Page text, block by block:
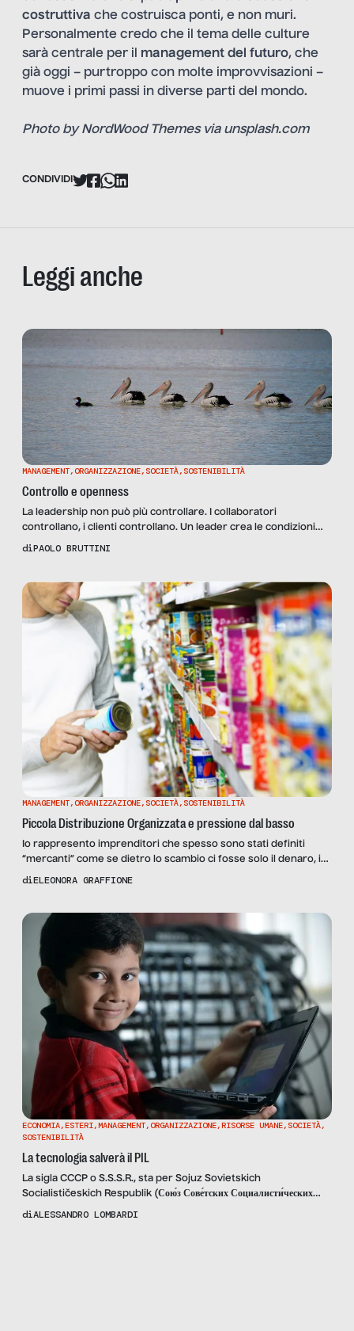
costruttiva che costruisca ponti, e non muri.
Personalmente credo che il tema delle culture
sarà centrale per il management del futuro, che
già oggi – purtroppo con molte improvvisazioni –
muove i primi passi in diverse parti del mondo.
Photo by NordWood Themes via unsplash.com
CONDIVIDI
Leggi anche
MANAGEMENT,ORGANIZZAZIONE, SOCIETÀ, SOSTENIBILITÀ
Controllo e openness
La leadership non può più controllare. I collaboratori
controllano, i clienti controllano. Un leader crea le condizioni
perché altri controllino. Ho aperto con questi tre statement il
nasce quando le persone sentono l’azienda come propria. Il
nuovo leader […]
diPAOLO BRUTTINI
MANAGEMENT,ORGANIZZAZIONE, SOCIETÀ, SOSTENIBILITÀ
Piccola Distribuzione Organizzata e pressione dal basso
Io rappresento imprenditori che spesso sono stati definiti
“mercanti” come se dietro lo scambio ci fosse solo il denaro, i
guadagni leciti e molto spesso, nel luogo comune, illeciti.
le persone. […]
diELEONORA GRAFFIONE
ECONOMIA,ESTERI,MANAGEMENT,ORGANIZZAZIONE,RISORSE UMANE, SOCIETÀ,
SOSTENIBILITÀ
La tecnologia salverà il PIL
La sigla CCCP o S.S.S.R., sta per Sojuz Sovietskich
Socialističeskich Respublik (Сою́з Сове́тских Социалисти́ческих
Респу́блик), in russo Unione delle Repubbliche Socialiste
diALESSANDRO LOMBARDI